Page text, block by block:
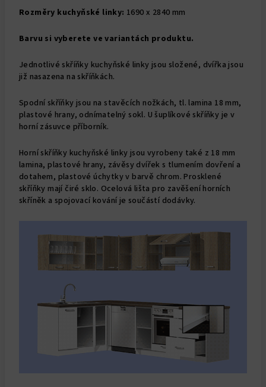
Rozměry kuchyňské linky: 1690 x 2840 mm
Barvu si vyberete ve variantách produktu.
Jednotlivé skříňky kuchyňské linky jsou složené, dvířka jsou
již nasazena na skříňkách.
Spodní skříňky jsou na stavěcích nožkách, tl. lamina 18 mm,
plastové hrany, odnímatelný sokl. U šuplíkové skříňky je v
horní zásuvce příborník.
Horní skříňky kuchyňské linky jsou vyrobeny také z 18 mm
lamina, plastové hrany, závěsy dvířek s tlumením dovření a
dotahem, plastové úchytky v barvě chrom. Prosklené
skříňky mají čiré sklo. Ocelová lišta pro zavěšení horních
skříněk a spojovací kování je součástí dodávky.